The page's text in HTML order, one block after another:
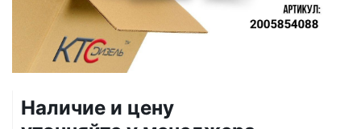
Наличие и цену